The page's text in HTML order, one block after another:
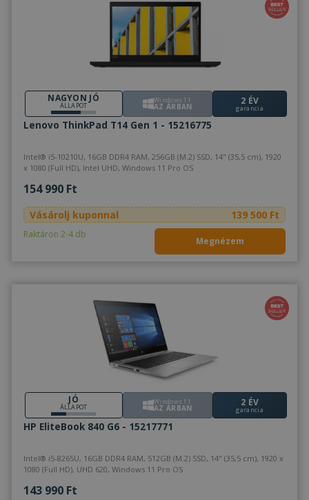
NAGYON JÓ
ÁLLAPOT
Windows 11
AZ ÁRBAN 2 ÉV
garancia
Lenovo ThinkPad T14 Gen 1 - 15216775
Intel® i5-10210U, 16GB DDR4 RAM, 256GB (M.2) SSD, 14" (35,5 cm), 1920
x 1080 (Full HD), Intel UHD, Windows 11 Pro OS
154 990 Ft
Vásárolj kuponnal 139 500 Ft
Raktáron 2-4 db
Megnézem
JÓ
ÁLLAPOT
Windows 11
AZ ÁRBAN 2 ÉV
garancia
HP EliteBook 840 G6 - 15217771
Intel® i5-8265U, 16GB DDR4 RAM, 512GB (M.2) SSD, 14" (35,5 cm), 1920 x
1080 (Full HD), UHD 620, Windows 11 Pro OS
143 990 Ft